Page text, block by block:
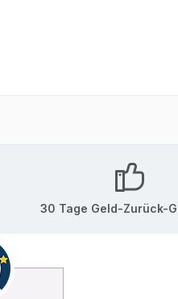
30 Tage Geld-Zurück-